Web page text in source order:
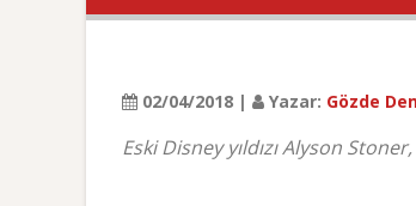
02/04/2018 | Yazar: Gözde
Eski Disney yıldızı Alyson Stoner,